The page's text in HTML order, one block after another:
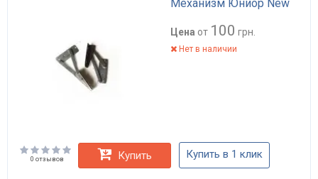
Механизм Юниор New
Цена от 100 грн.
Нет в наличии
0 отзывов Купить Купить в 1 клик